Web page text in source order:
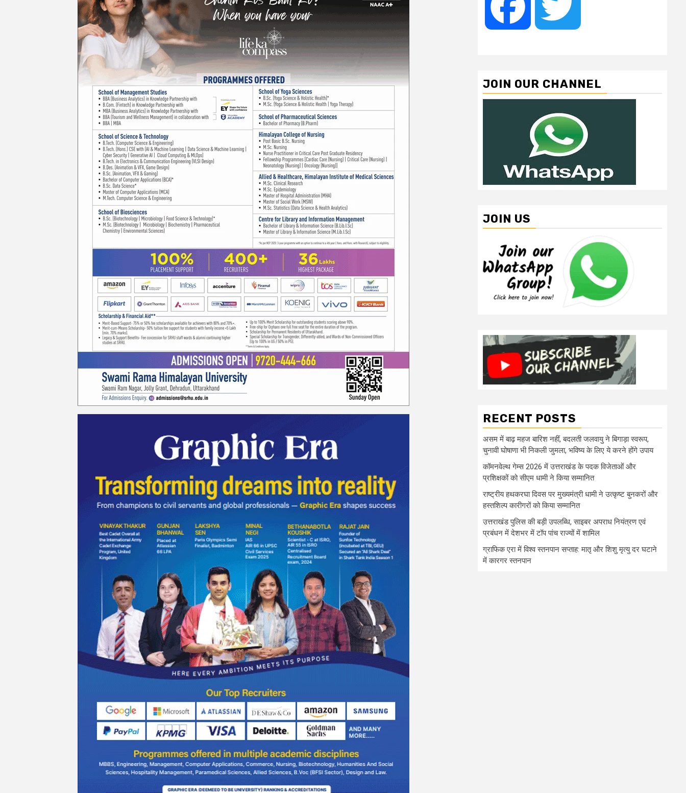
Facebook
JOIN OUR CHANNEL
JOIN US
RECENT POSTS
असम में बाढ़ महज बारिश नहीं, बदलती जलवायु ने बिगाड़ा स्वरूप,
चुनावी घोषाणा भी निकली जुमला, भविष्य के लिए ये करने होंगे उपाय
कॉमनवेल्थ गेम्स 2026 में उत्तराखंड के पदक विजेताओं और
प्रशिक्षकों को सीएम धामी ने किया सम्मानित
राष्ट्रीय हथकरघा दिवस पर मुख्यमंत्री धामी ने उत्कृष्ट बुनकरों और
हस्तशिल्प कारीगरों को किया सम्मानित
उत्तराखंड पुलिस की बड़ी उपलब्धि, साइबर अपराध नियंत्रण एवं
प्रबंधन में देशभर में टॉप पांच राज्यों में शामिल
ग्राफिक एरा में विश्व स्तनपान सप्ताह: मातृ और शिशु मृत्यु दर घटाने
में कारगर स्तनपान